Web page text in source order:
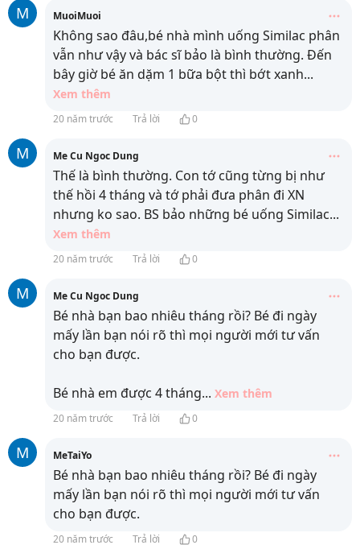
M MuoiMuoi
Không sao đâu,bé nhà mình uống Similac phân
vẫn như vậy và bác sĩ bảo là bình thường. Đến
bây giờ bé ăn dặm 1 bữa bột thì bớt xanh...
Xem thêm
20 năm trước Trả lời 0
M Me Cu Ngoc Dung
Thế là bình thường. Con tớ cũng từng bị như
thế hồi 4 tháng và tớ phải đưa phân đi XN
nhưng ko sao. BS bảo những bé uống Similac...
Xem thêm
20 năm trước Trả lời 0
M Me Cu Ngoc Dung
Bé nhà bạn bao nhiêu tháng rồi? Bé đi ngày
mấy lần bạn nói rõ thì mọi người mới tư vấn
cho bạn được.
Bé nhà em được 4 tháng... Xem thêm
20 năm trước Trả lời 0
M MeTaiYo
Bé nhà bạn bao nhiêu tháng rồi? Bé đi ngày
mấy lần bạn nói rõ thì mọi người mới tư vấn
cho bạn được.
20 năm trước Trả lời 0